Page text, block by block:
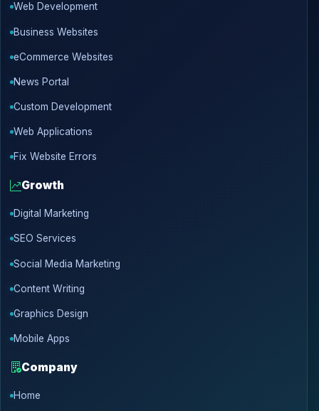
Web Development
Business Websites
eCommerce Websites
News Portal
Custom Development
Web Applications
Fix Website Errors
Growth
Digital Marketing
SEO Services
Social Media Marketing
Content Writing
Graphics Design
Mobile Apps
Company
Home